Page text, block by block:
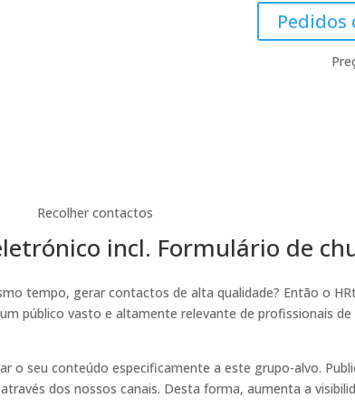
Pedidos
Recolher contactos
incl. Formulário de
tempo, gerar contactos de alta qualidade? Então o
público vasto e altamente relevante de profissionais de
o seu conteúdo especificamente a este grupo-alvo.
dos nossos canais. Desta forma, aumenta a